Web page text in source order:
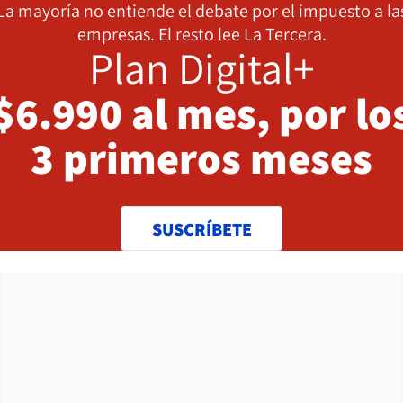
mayoría no entiende el debate por el impuesto a
empresas. El resto lee La Tercera.
Plan Digital+
al mes, por
3 primeros meses
SUSCRÍBETE